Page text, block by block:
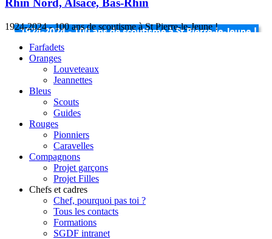
Rhin Nord, Alsace, Bas-Rhin
1924-2024 - 100 ans de scoutisme à St Pierre-le-Jeune !
Farfadets
Oranges
Louveteaux
Jeannettes
Bleus
Scouts
Guides
Rouges
Pionniers
Caravelles
Compagnons
Projet garçons
Projet Filles
Chefs et cadres
Chef, pourquoi pas toi ?
Tous les contacts
Formations
SGDF intranet